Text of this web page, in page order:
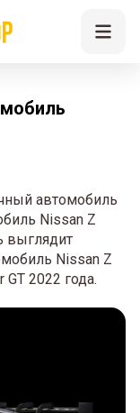
автомобиль
Nissan Z
выглядит
Nissan Z
GT 2022 года.